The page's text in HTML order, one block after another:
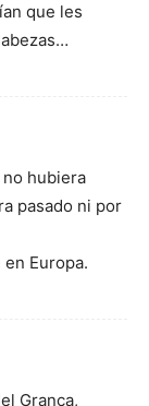
que les
hubiera
pasado ni por
Europa.
Granca,